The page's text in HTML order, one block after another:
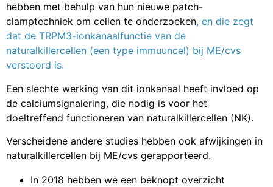
hebben met behulp van hun nieuwe patch-
clamptechniek om cellen te onderzoeken, en die zegt
dat de TRPM3-ionkanaalfunctie van de
naturalkillercellen (een type immuuncel) bij ME/cvs
verstoord is.
Een slechte werking van dit ionkanaal heeft invloed op
de calciumsignalering, die nodig is voor het
doeltreffend functioneren van naturalkillercellen (NK).
Verscheidene andere studies hebben ook afwijkingen in
naturalkillercellen bij ME/cvs gerapporteerd.
In 2018 hebben we een beknopt overzicht